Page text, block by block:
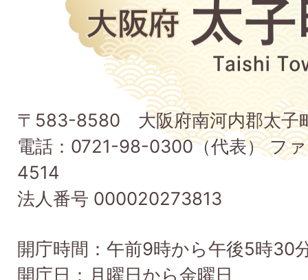
町
Taishi
Town
〒583-8580 大阪府南河内郡太子
電話：0721-98-0300（代表） フ
4514
法人番号 000020273813
開庁時間：午前9時から午後5時30
開庁日：月曜日から金曜日